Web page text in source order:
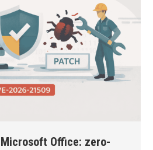
Microsoft Office: zero-